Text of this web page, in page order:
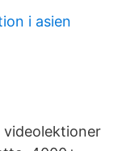
i asien
videolektioner